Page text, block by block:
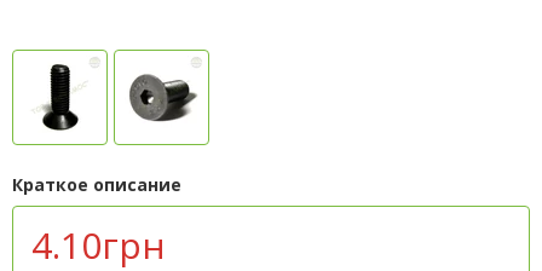
Краткое описание
4.10грн